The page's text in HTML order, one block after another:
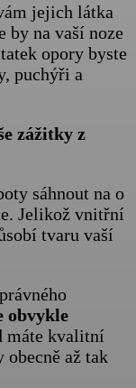
jejich látka
by na vaší noze
opory byste
puchýři a
zážitky z
sáhnout na o
Jelikož vnitřní
tvaru vaší
obvykle
máte kvalitní
až tak